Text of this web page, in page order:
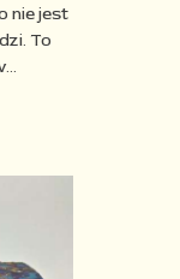
nie jest
To
…